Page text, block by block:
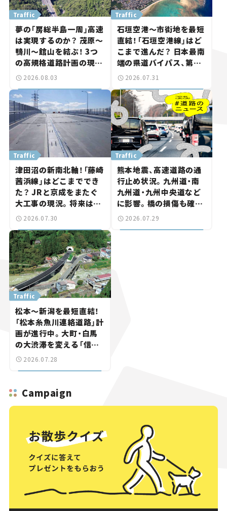
Traffic
夢の「房総半島一周」高速
は実現するのか？ 茂原～
鴨川～館山を結ぶ！ 3つ
の高規格道路計画の現
状。「館山鴨川道路」で検
路計画】
2026.08.03
Traffic
石垣空港～市街地を最短
直結！「石垣空港線」はど
こまで進んだ？ 日本最南
端の県道バイパス、第2
工区も延伸開通 【いま気
2026.07.31
Traffic
津田沼の新南北軸！「藤崎
茜浜線」はどこまででき
た？ JRと京成をまたぐ
大工事の現況。将来は
「習志野～鎌ケ谷」を最短
計画】
2026.07.30
Traffic
熊本地震、高速道路の通
行止め状況。九州道・南
九州道・九州中央道など
に影響。橋の損傷も確認
【道路のニュース】
2026.07.29
Traffic
松本～新潟を最短直結！
「松本糸魚川連絡道路」計
画が進行中。大町・白馬
の大渋滞を変える「信号
ゼロ」バイパスも事業化
2026.07.28
Campaign